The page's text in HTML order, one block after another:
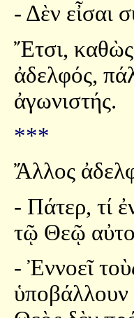
- Δὲν εἶσαι
Ἔτσι,
ἀδελφός,
ἀγωνιστής.
***
Ἄλλος
- Πάτερ, τί
τῷ Θεῷ
- Ἐννοεῖ
ὑποβάλλουν